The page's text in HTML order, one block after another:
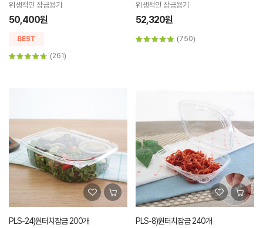
위생적인 잠금용기
50,400원
(261)
위생적인 잠금용기
52,320원
(750)
PLS-24)원터치잠금 200개 PLS-8)원터치잠금 240개